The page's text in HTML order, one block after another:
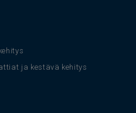
ja kestävä kehitys